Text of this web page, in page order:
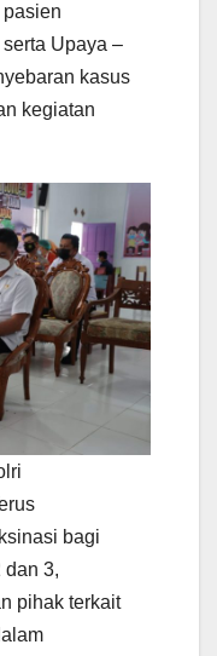
Upaya –
kasus
kegiatan
bagi
dan 3,
pihak terkait